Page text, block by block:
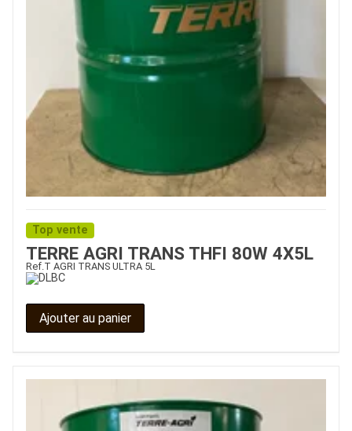
Top vente
TERRE AGRI TRANS THFI 80W 4X5L
Ref.T AGRI TRANS ULTRA 5L
Ajouter au panier